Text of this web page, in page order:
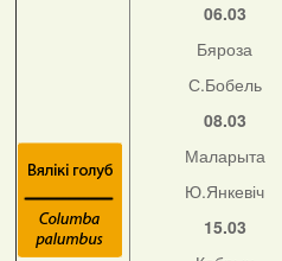
06.03
Бяроза
С.Бобель
08.03
Маларыта
Ю.Янкевіч
15.03